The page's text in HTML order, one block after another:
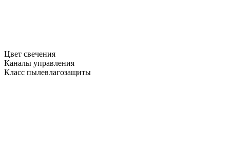
Цвет свечения
Каналы управления
Класс пылевлагозащиты